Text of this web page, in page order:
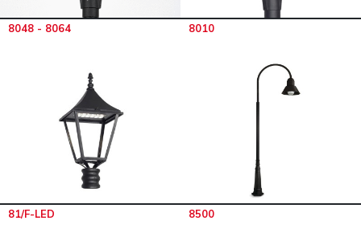
8048 - 8064 8010
81/F-LED 8500